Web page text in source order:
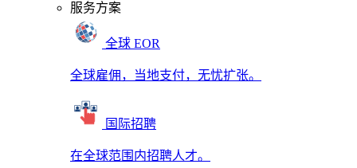
服务方案
全球 EOR
全球雇佣，当地支付，无忧扩张。
国际招聘
在全球范围内招聘人才。